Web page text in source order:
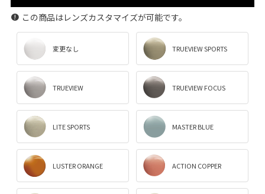
この商品はレンズカスタマイズが可能です。
変更なし TRUEVIEW SPORTS
TRUEVIEW TRUEVIEW FOCUS
LITE SPORTS MASTER BLUE
LUSTER ORANGE ACTION COPPER